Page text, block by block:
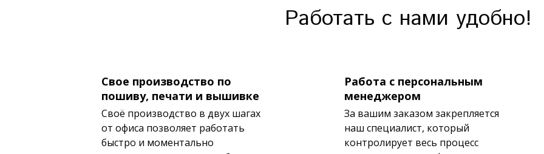
Работать с нами удобно!
Свое производство по
пошиву, печати и вышивке
Своё производство в двух шагах
от офиса позволяет работать
быстро и моментально
Работа с персональным
менеджером
За вашим заказом закрепляется
наш специалист, который
контролирует весь процесс